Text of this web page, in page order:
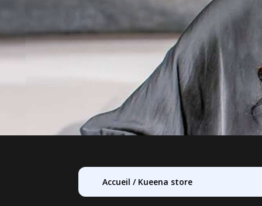
Accueil / Kueena store